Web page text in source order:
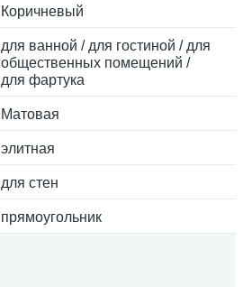
Коричневый
для ванной / для гостиной / для
общественных помещений /
для фартука
Матовая
элитная
для стен
прямоугольник